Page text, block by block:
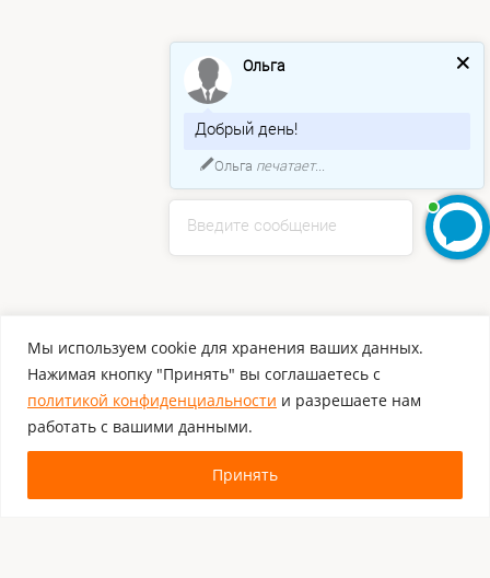
Мы используем cookie для хранения ваших данных.
Нажимая кнопку "Принять" вы соглашаетесь с
политикой конфиденциальности и разрешаете нам
работать с вашими данными.
Принять
Введите сообщение
Ольга
Добрый день!
Ольга печатает...